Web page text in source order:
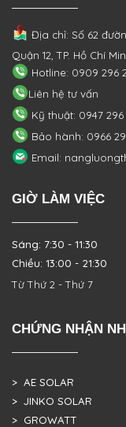
Địa chỉ: Số 62
Quận 12, TP. Hồ Chí
Hotline: 0909 296
Liên hệ tư vấn
Kỹ thuật: 0947 296
Bảo hành: 0966
Email:
GIỜ LÀM VIỆC
Sáng: 7:30 - 11:30
Chiều: 13:00 - 21:30
Từ Thứ 2 - Thứ 7
CHỨNG NHẬN
> AE SOLAR
> JINKO SOLAR
> GROWATT